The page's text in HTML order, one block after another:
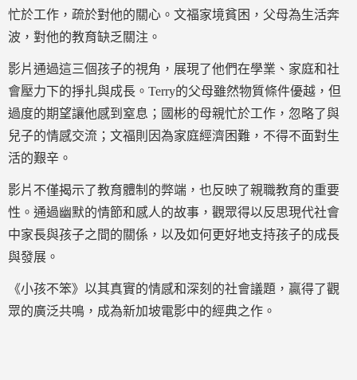
忙於工作，疏於對他的關心。文福家境貧困，父母為生活奔
波，對他的教育缺乏關注。
影片通過這三個孩子的視角，展現了他們在學業、家庭和社
會壓力下的掙扎與成長。Terry的父母雖然物質條件優越，但
過度的期望讓他感到窒息；國彬的母親忙於工作，忽略了與
兒子的情感交流；文福則因為家庭經濟困難，不得不面對生
活的艱辛。
影片不僅揭示了教育體制的弊端，也反映了親職教育的重要
性。通過幽默的情節和感人的故事，觀眾得以反思現代社會
中家長與孩子之間的關係，以及如何更好地支持孩子的成長
與發展。
《小孩不笨》以其真實的情感和深刻的社會議題，贏得了觀
眾的廣泛共鳴，成為新加坡電影中的經典之作。